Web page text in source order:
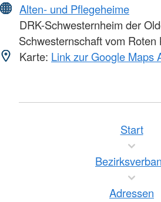
Alten- und Pflegeheime
DRK-Schwesternheim der
Schwesternschaft vom Roten
Karte: Link zur Google Maps
Start
Adressen